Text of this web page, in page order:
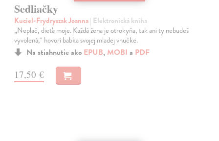
Sedliačky
Kuciel-Frydryszak Joanna| Elektronická kniha
„Neplač, dieťa moje. Každá žena je otrokyňa, tak ani ty nebudeš
vyvolená,“ hovorí babka svojej mladej vnučke.
Na stiahnutie ako EPUB, MOBI a PDF
17,50 €